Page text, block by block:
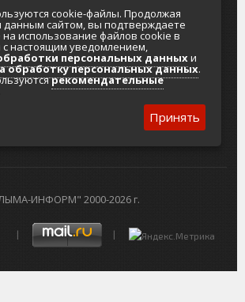
Колымы
Политика в отношении обработки
персональных данных
Согласие на обработку персональных
данных
ИНФОРМ" 2000-2026 г.
cookie-файлы. Продолжая
данным сайтом, вы подтверждаете
на использование файлов cookie в
с настоящим уведомлением,
персональных данныхи
обработку персональных данных.
рекомендательные
Принять